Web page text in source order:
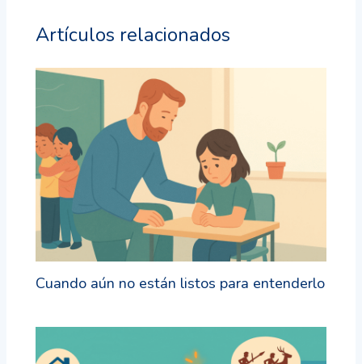
Artículos relacionados
Cuando aún no están listos para entenderlo